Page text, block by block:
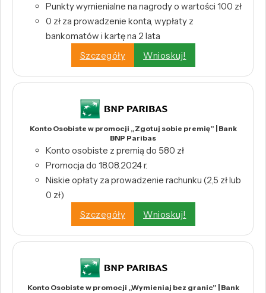
Punkty wymienialne na nagrody o wartości 100 zł
0 zł za prowadzenie konta, wypłaty z
bankomatów i kartę na 2 lata
Szczegóły
Wnioskuj!
Konto Osobiste w promocji „Zgotuj sobie premię” | Bank
BNP Paribas
Konto osobiste z premią do 580 zł
Promocja do 18.08.2024 r.
Niskie opłaty za prowadzenie rachunku (2,5 zł lub
0 zł)
Szczegóły
Wnioskuj!
Konto Osobiste w promocji „Wymieniaj bez granic” | Bank